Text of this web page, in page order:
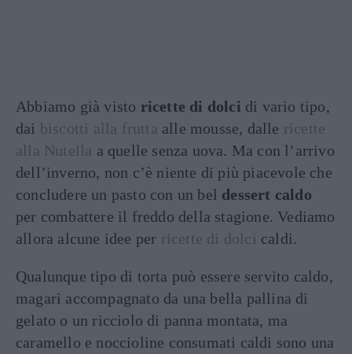
Abbiamo già visto ricette di dolci di vario tipo,
dai biscotti alla frutta alle mousse, dalle ricette
alla Nutella a quelle senza uova. Ma con l’arrivo
dell’inverno, non c’è niente di più piacevole che
concludere un pasto con un bel dessert caldo
per combattere il freddo della stagione. Vediamo
allora alcune idee per ricette di dolci caldi.
Qualunque tipo di torta può essere servito caldo,
magari accompagnato da una bella pallina di
gelato o un ricciolo di panna montata, ma
caramello e noccioline consumati caldi sono una